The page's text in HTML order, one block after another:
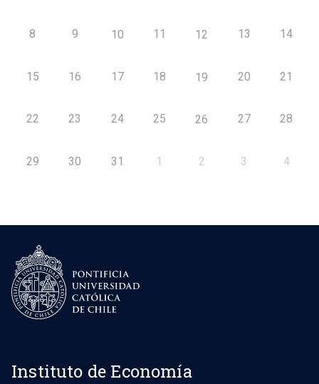
8 9 10 11 12 13 14
15 16 17 18 19 20 21
22 23 24 25 26 27 28
29 30 31 1 2 3 4
Instituto de Economía